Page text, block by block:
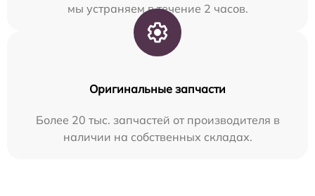
мы устраняем в течение 2 часов.
Оригинальные запчасти
Более 20 тыс. запчастей от производителя в
наличии на собственных складах.